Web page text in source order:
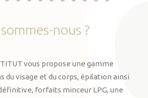
sommes-nous ?
vous propose une gamme
du visage et du corps, épilation ainsi
forfaits minceur LPG, une